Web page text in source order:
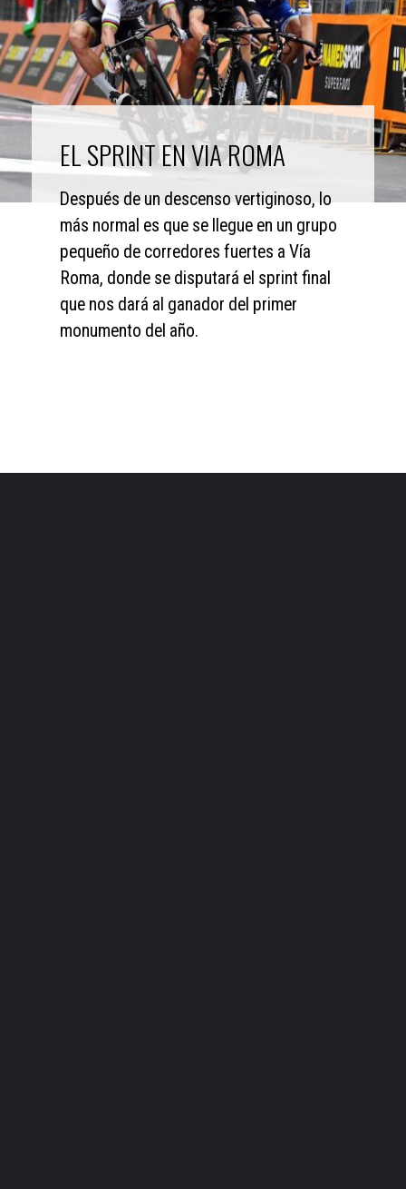
Después de un descenso vertiginoso, lo
más normal es que se llegue en un grupo
pequeño de corredores fuertes a Vía
Roma, donde se disputará el sprint final
que nos dará al ganador del primer
monumento del año.
EL SPRINT EN VIA ROMA